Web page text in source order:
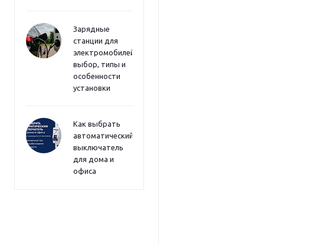
Зарядные
станции для
электромобилей:
выбор, типы и
особенности
установки
Как выбрать
автоматический
выключатель
для дома и
офиса